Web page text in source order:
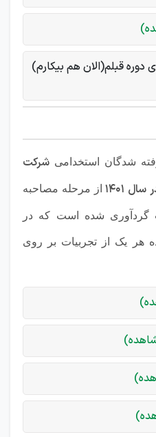
دوره قبلم(الان هم بیکارم)
شدگان استخدامی شرکت
1401
از مرحله مصاحبه
گردآوری شده است که در
هر یک از تجربیات بر روی